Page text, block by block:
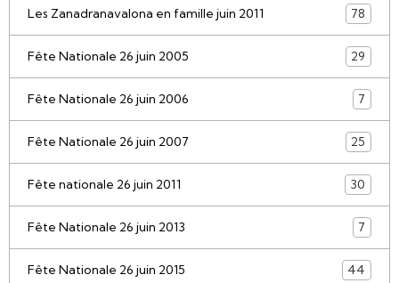
Les Zanadranavalona en famille juin 2011 78
Fête Nationale 26 juin 2005 29
Fête Nationale 26 juin 2006 7
Fête Nationale 26 juin 2007 25
Fête nationale 26 juin 2011 30
Fête Nationale 26 juin 2013 7
Fête Nationale 26 juin 2015 44